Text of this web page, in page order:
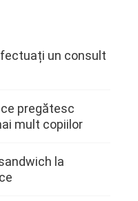
un consult
pregătesc
mult copiilor
la